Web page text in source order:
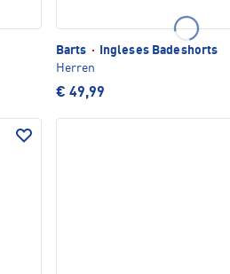
Barts ·
Ingleses Badeshorts
Herren
€ 49,99